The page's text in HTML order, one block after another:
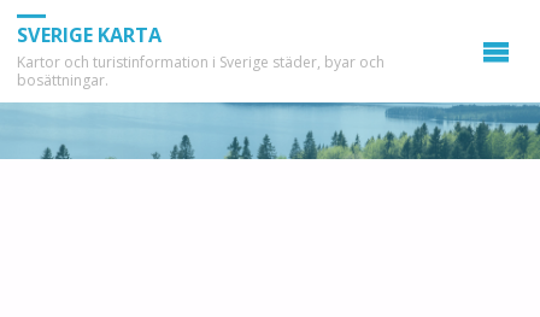
SVERIGE KARTA
Kartor och turistinformation i Sverige städer, byar och
bosättningar.